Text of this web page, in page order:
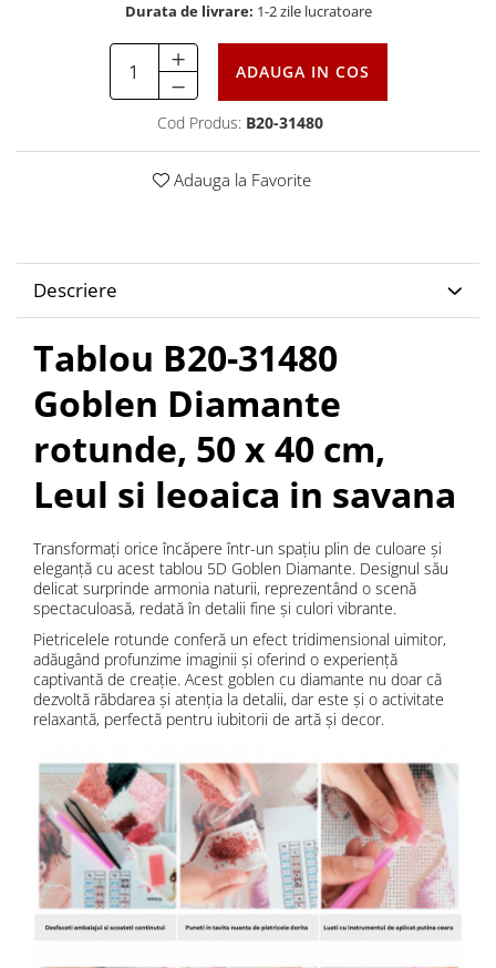
Durata de livrare: 1-2 zile lucratoare
ADAUGA IN COS
Cod Produs: B20-31480
Adauga la Favorite
Descriere
Tablou B20-31480
Goblen Diamante
rotunde, 50 x 40 cm,
Leul si leoaica in savana
Transformați orice încăpere într-un spațiu plin de culoare și
eleganță cu acest tablou 5D Goblen Diamante. Designul său
delicat surprinde armonia naturii, reprezentând o scenă
spectaculoasă, redată în detalii fine și culori vibrante.
Pietricelele rotunde conferă un efect tridimensional uimitor,
adăugând profunzime imaginii și oferind o experiență
captivantă de creație. Acest goblen cu diamante nu doar că
dezvoltă răbdarea și atenția la detalii, dar este și o activitate
relaxantă, perfectă pentru iubitorii de artă și decor.